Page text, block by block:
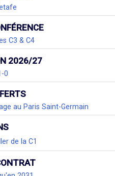
C3 & C4
2026/27
0
au Paris Saint-Germain
de la C1